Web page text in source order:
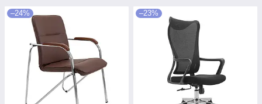
–24% –23%